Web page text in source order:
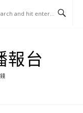
報台